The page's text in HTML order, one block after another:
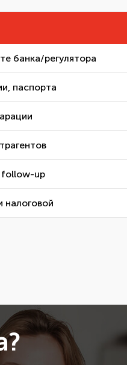
банка/регулятора
паспорта
follow-up
налоговой